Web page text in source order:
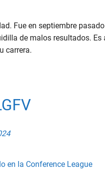
Fue en septiembre
de malos resultados.
carrera.
en la Conference League